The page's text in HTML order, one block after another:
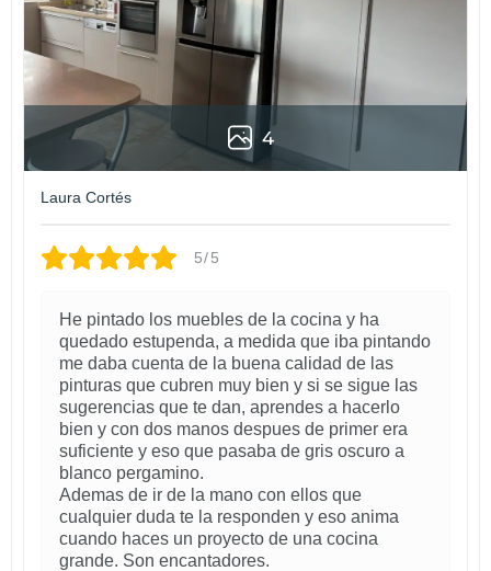
4
Laura Cortés
5/5
He pintado los muebles de la cocina y ha
quedado estupenda, a medida que iba pintando
me daba cuenta de la buena calidad de las
pinturas que cubren muy bien y si se sigue las
sugerencias que te dan, aprendes a hacerlo
bien y con dos manos despues de primer era
suficiente y eso que pasaba de gris oscuro a
blanco pergamino.
Ademas de ir de la mano con ellos que
cualquier duda te la responden y eso anima
cuando haces un proyecto de una cocina
grande. Son encantadores.